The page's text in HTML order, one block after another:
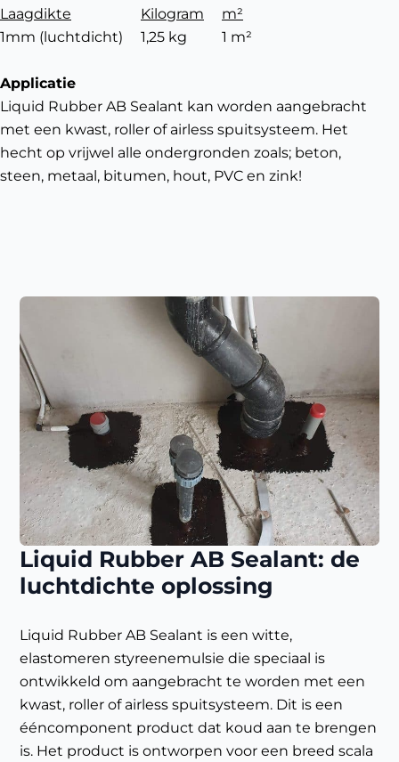
Laagdikte Kilogram
m²
1mm (luchtdicht) 1,25 kg 1 m²
Applicatie
Liquid Rubber AB Sealant kan worden aangebracht
met een kwast, roller of airless spuitsysteem. Het
hecht op vrijwel alle ondergronden zoals; beton,
steen, metaal, bitumen, hout, PVC en zink!
Liquid Rubber AB Sealant: de
luchtdichte oplossing
Liquid Rubber AB Sealant is een witte,
elastomeren styreenemulsie die speciaal is
ontwikkeld om aangebracht te worden met een
kwast, roller of airless spuitsysteem. Dit is een
ééncomponent product dat koud aan te brengen
is. Het product is ontworpen voor een breed scala